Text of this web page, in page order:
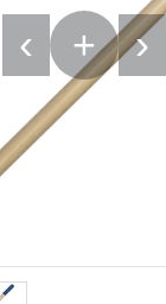
‹ + ›